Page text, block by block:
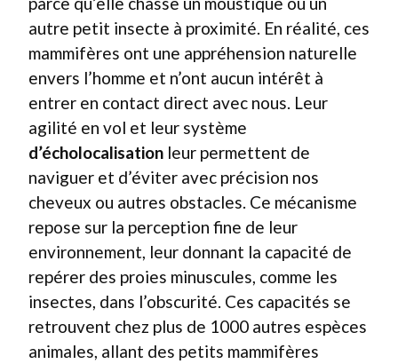
autre petit insecte à proximité. En réalité, ces
mammifères ont une appréhension naturelle
envers l’homme et n’ont aucun intérêt à
entrer en contact direct avec nous. Leur
agilité en vol et leur système
d’écholocalisation leur permettent de
naviguer et d’éviter avec précision nos
cheveux ou autres obstacles. Ce mécanisme
repose sur la perception fine de leur
environnement, leur donnant la capacité de
repérer des proies minuscules, comme les
insectes, dans l’obscurité. Ces capacités se
retrouvent chez plus de 1000 autres espèces
animales, allant des petits mammifères